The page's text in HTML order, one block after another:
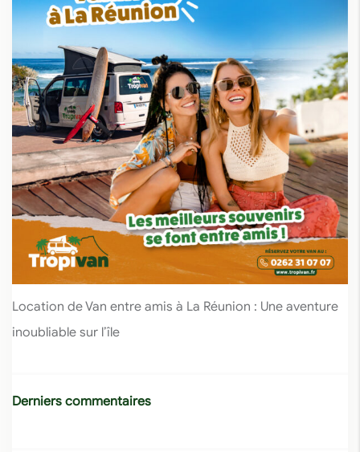
Location de Van entre amis à La Réunion : Une aventure
inoubliable sur l’île
Derniers commentaires